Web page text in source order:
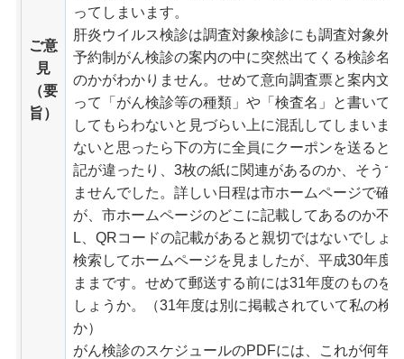
ご意
見
（要
旨）
ってしまいます。
肝炎ウイルス検診は調査対象検診にも調査対象外
予約制がん検診の案内の中に突然出てくる検診名
のかがわかりません。せめて意向調査票と案内文
って「がん検診等の種類」や「検査名」と書いて
してもらわないと見づらい上に混乱してしまいま
ないと思ったら下の方に全員にクーポンを送ると
記が違ったり、3枚の紙に関連があるのか、そう
ませんでした。詳しい日程は市ホームページで確
が、市ホームページのどこに記載してあるのか不
L、QRコードの記載があると親切ではないでしょ
検索してホームページを見ましたが、平成30年度
ままです。せめて郵送する前には31年度のものを
しょうか。（31年度は別に掲載されていて私の検
か）
がん検診のスケジュールのPDFには、これが何年